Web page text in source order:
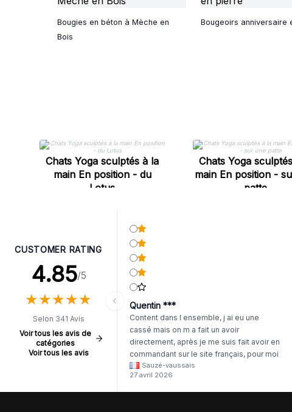
Bougies en béton à Mèche en
Bois
Bougeoirs anniversaire
Chats Yoga sculptés à la
main En position - du
Lotus
Chats Yoga
main En position -
patte
CUSTOMER RATING
4.85/5
★★★★★
★★★★★
Selon 341 Avis
Voir tous les avis de
catégories
Voir tous les avis
Quentin ***
Content dans l ensemble, j ai eu une
cassé mais on m a fait un avoir
directement, après je me suis fait avoir en
commandant sur le site français, pour moi
il était évident que les produits était de la
même langue mais raté tout est en
anglais.
Sauzé-vaussais
27 avril 2026